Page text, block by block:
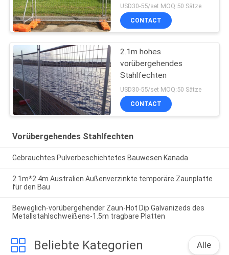
USD30-55/set MOQ:50 Sätze
CONTACT
2.1m hohes
vorübergehendes
Stahlfechten
USD30-55/set MOQ:50 Sätze
CONTACT
Vorübergehendes Stahlfechten
Gebrauchtes Pulverbeschichtetes Bauwesen Kanada
2.1m*2.4m Australien Außenverzinkte temporäre Zaunplatte
für den Bau
Beweglich-vorübergehender Zaun-Hot Dip Galvanizeds des
Metallstahlschweißens-1.5m tragbare Platten
Beliebte Kategorien Alle